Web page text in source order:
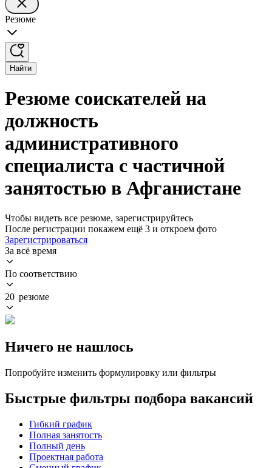
Резюме
Найти
Резюме соискателей на
должность
административного
специалиста с частичной
занятостью в Афганистане
Чтобы видеть все резюме, зарегистрируйтесь
После регистрации покажем ещё 3 и откроем фото
Зарегистрироваться
За всё время
По соответствию
20 резюме
Ничего не нашлось
Попробуйте изменить формулировку или фильтры
Быстрые фильтры подбора вакансий
Гибкий график
Полная занятость
Полный день
Проектная работа